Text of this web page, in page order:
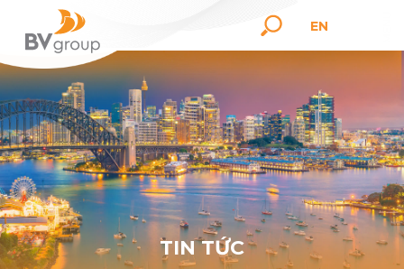
EN
TIN TỨC